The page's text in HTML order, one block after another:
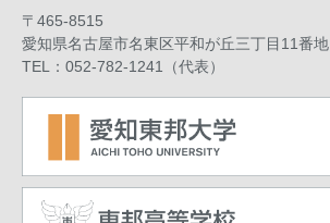
〒465-8515
愛知県名古屋市名東区平和が丘三丁目11番地
TEL：052-782-1241（代表）